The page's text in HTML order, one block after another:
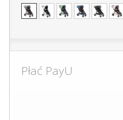
Płać PayU